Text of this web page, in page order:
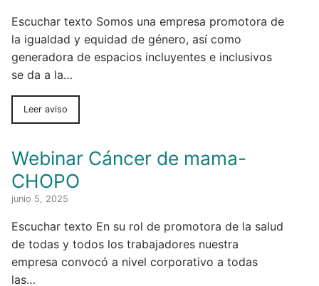
Escuchar texto Somos una empresa promotora de
la igualdad y equidad de género, así como
generadora de espacios incluyentes e inclusivos
se da a la…
Leer aviso
Webinar Cáncer de mama-
CHOPO
junio 5, 2025
Escuchar texto En su rol de promotora de la salud
de todas y todos los trabajadores nuestra
empresa convocó a nivel corporativo a todas
las…